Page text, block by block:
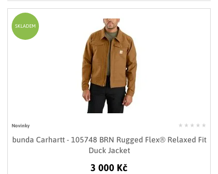
RUKAVICE
Novinky
bunda Carhartt - 105748 BRN Rugged Flex® Relaxed Fit
Duck Jacket
3 000 Kč
SKLADEM